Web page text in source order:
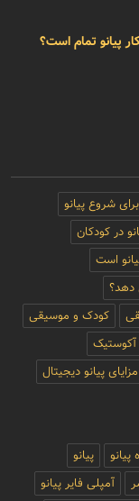
پیانو تمام است؟
شروع پیانو
در کودکان
است
دهد؟
کودک و موسیقی
آکوستیک
مزایای پیانو دیجیتال
پیانو
آمپلی فایر پیانو